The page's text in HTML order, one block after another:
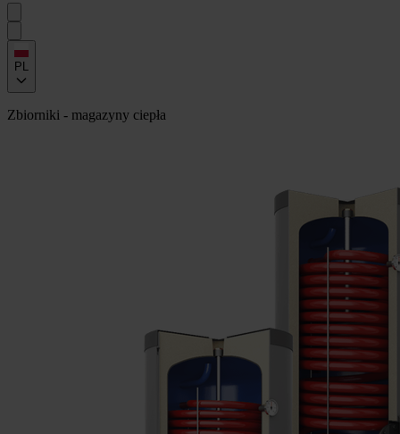
PL
Zbiorniki - magazyny ciepła